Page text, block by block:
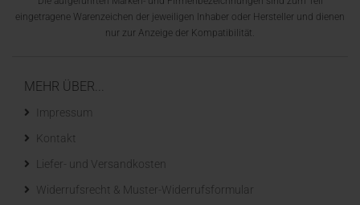
eingetragene Warenzeichen der jeweiligen Inhaber oder Hersteller und dienen
nur zur Anzeige der Kompatibilität.
MEHR ÜBER...
Impressum
Kontakt
Liefer- und Versandkosten
Widerrufsrecht & Muster-Widerrufsformular